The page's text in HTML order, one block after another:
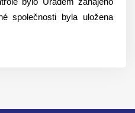
společnosti byla uložena